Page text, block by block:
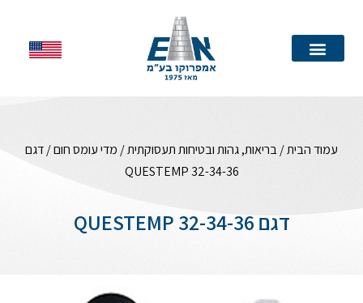
עמוד הבית/בריאות, גהות ובטיחות תעסוקתית/ מדי עומס חום/ דגם
QUESTEMP 32-34-36
דגם QUESTEMP 32-34-36